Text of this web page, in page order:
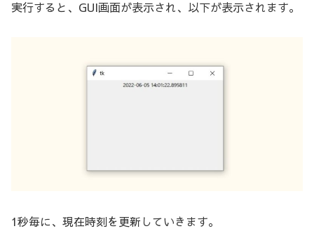
実行すると、GUI画面が表示され、以下が表示されます。
1秒毎に、現在時刻を更新していきます。